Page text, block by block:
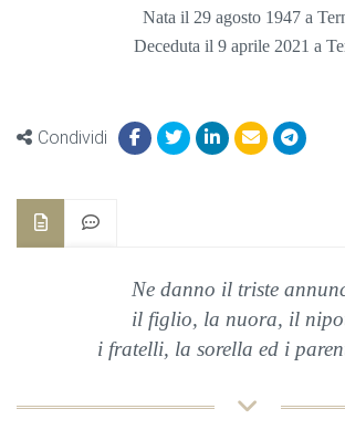
Nata il 29 agosto 1947 a
Deceduta il 9 aprile 2021 a
Condividi
Ne danno il triste
il figlio, la nuora, il
i fratelli, la sorella ed i